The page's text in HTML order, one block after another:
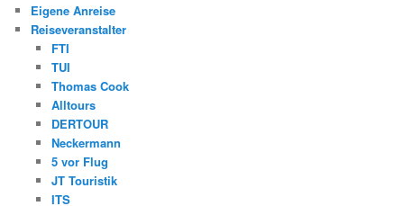
Eigene Anreise
Reiseveranstalter
FTI
TUI
Thomas Cook
Alltours
DERTOUR
Neckermann
5 vor Flug
JT Touristik
ITS